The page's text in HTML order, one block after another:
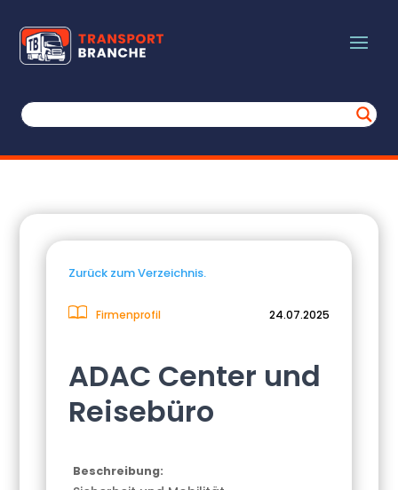
Zurück zum Verzeichnis.
Firmenprofil 24.07.2025
ADAC Center und
Reisebüro
Beschreibung: